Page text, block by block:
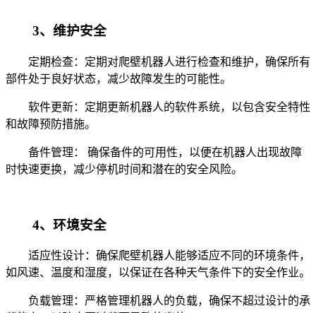
3、维护安全
定期检查：定期对爬壁机器人进行检查和维护，确保所有
部件处于良好状态，减少故障发生的可能性。
软件更新：定期更新机器人的软件系统，以包含安全特性
和故障预防措施。
备件管理： 确保备件的可用性，以便在机器人出现故障
时快速更换，减少停机时间和潜在的安全风险。
4、环境安全
适应性设计：确保爬壁机器人能够适应不同的环境条件，
如风速、温度和湿度，以保证在各种天气条件下的安全作业。
负载管理：严格管理机器人的负载，确保不超过设计的承